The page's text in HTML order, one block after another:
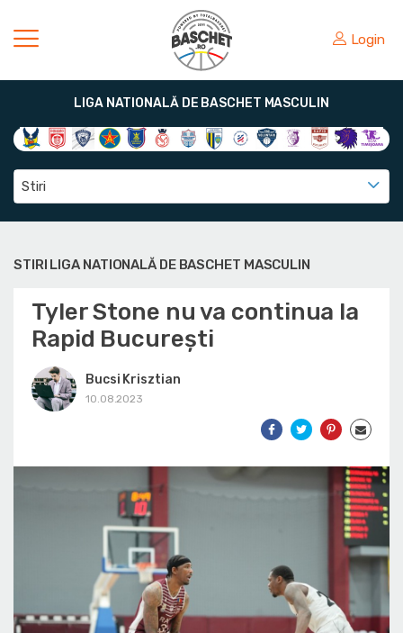
Login
LIGA NATIONALĂ DE BASCHET MASCULIN
Stiri
STIRI LIGA NATIONALĂ DE BASCHET MASCULIN
Tyler Stone nu va continua la
Rapid București
Bucsi Krisztian
10.08.2023